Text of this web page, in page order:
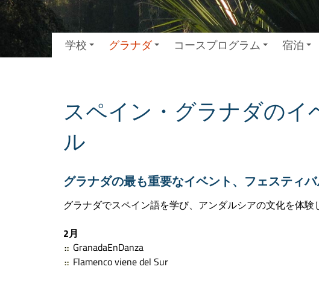
学校 グラナダ コースプログラム 宿泊
スペイン・グラナダの
ル
グラナダの最も重要なイベント、フェスティバ
グラナダでスペイン語を学び、アンダルシアの文化を体験
2月
GranadaEnDanza
Flamenco viene del Sur